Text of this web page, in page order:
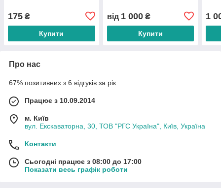
175 ₴
Купити
від 1 000₴
Купити
1
Про нас
67% позитивних з 6 відгуків за рік
Працює з 10.09.2014
м. Київ
вул. Екскаваторна, 30, ТОВ "РГС Україна", Київ, Україна
Контакти
Сьогодні працює з 08:00 до 17:00
Показати весь графік роботи